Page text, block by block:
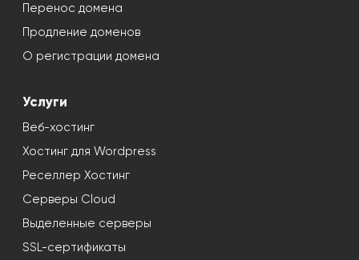
Перенос домена
Продление доменов
О регистрации домена
Услуги
Веб-хостинг
Хостинг для Wordpress
Реселлер Хостинг
Серверы Cloud
Выделенные серверы
SSL-сертификаты